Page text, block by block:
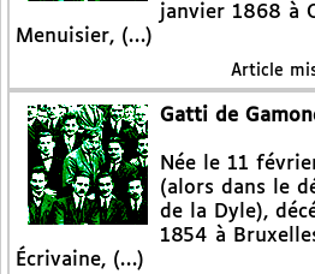
janvier 1868 à
Menuisier, (…)
Article
Gatti de
Née le 11
(alors dans le
de la Dyle),
1854 à
Écrivaine, (…)